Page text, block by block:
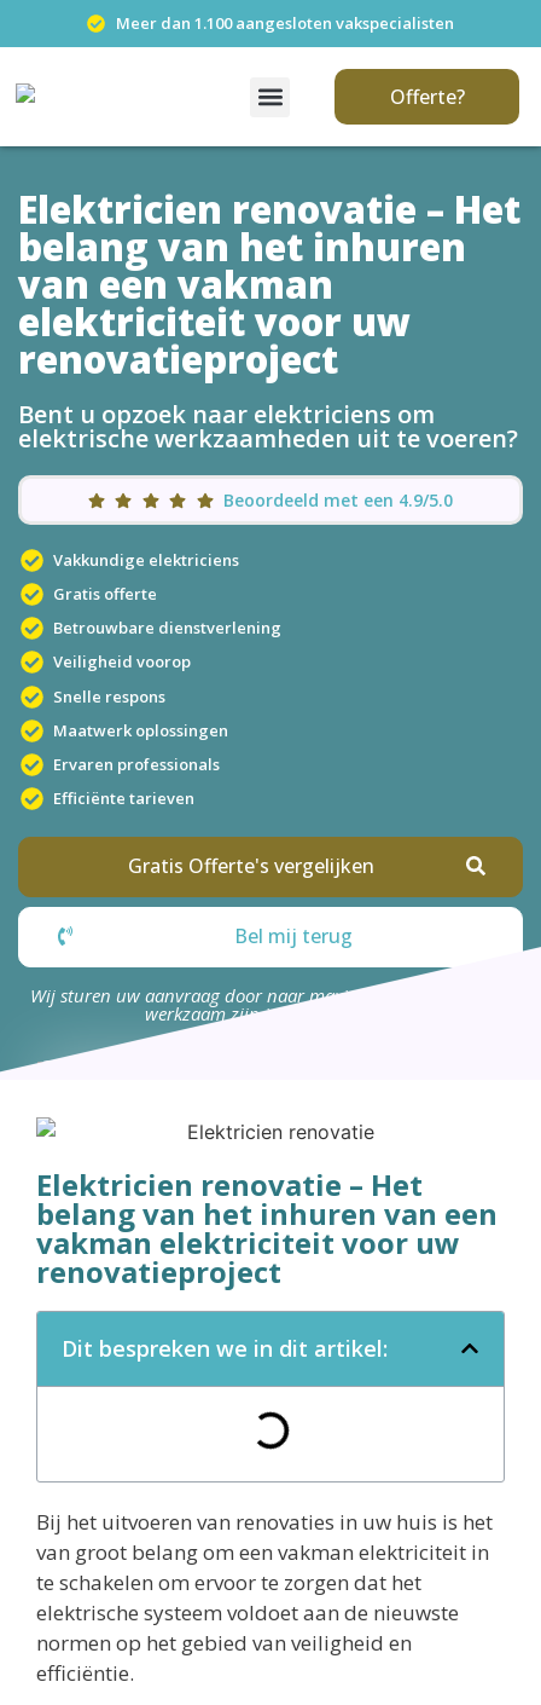
Meer dan 1.100 aangesloten vakspecialisten
Offerte?
Elektricien renovatie – Het
belang van het inhuren
van een vakman
elektriciteit voor uw
renovatieproject
Bent u opzoek naar elektriciens om
elektrische werkzaamheden uit te voeren?
Beoordeeld met een 4.9/5.0
Vakkundige elektriciens
Gratis offerte
Betrouwbare dienstverlening
Veiligheid voorop
Snelle respons
Maatwerk oplossingen
Ervaren professionals
Efficiënte tarieven
Gratis Offerte's vergelijken
Bel mij terug
Wij sturen uw aanvraag door naar maximaal 4 bedrijven die
werkzaam zijn in uw omgeving.
Elektricien renovatie – Het
belang van het inhuren van een
vakman elektriciteit voor uw
renovatieproject
Dit bespreken we in dit artikel:
Bij het uitvoeren van renovaties in uw huis is het
van groot belang om een vakman elektriciteit in
te schakelen om ervoor te zorgen dat het
elektrische systeem voldoet aan de nieuwste
normen op het gebied van veiligheid en
efficiëntie.